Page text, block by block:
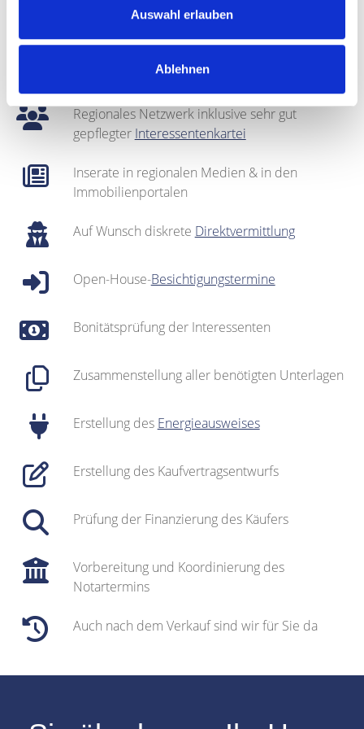
Auswahl erlauben
Ablehnen
Bei Bedarf: optische Auffrischung des Objekts
Fotografie & Exposé-Erstellung
Regionales Netzwerk inklusive sehr gut
gepflegter Interessentenkartei
Inserate in regionalen Medien & in den
Immobilienportalen
Auf Wunsch diskrete Direktvermittlung
Open-House-Besichtigungstermine
Bonitätsprüfung der Interessenten
Zusammenstellung aller benötigten Unterlagen
Erstellung des Energieausweises
Erstellung des Kaufvertragsentwurfs
Prüfung der Finanzierung des Käufers
Vorbereitung und Koordinierung des
Notartermins
Auch nach dem Verkauf sind wir für Sie da